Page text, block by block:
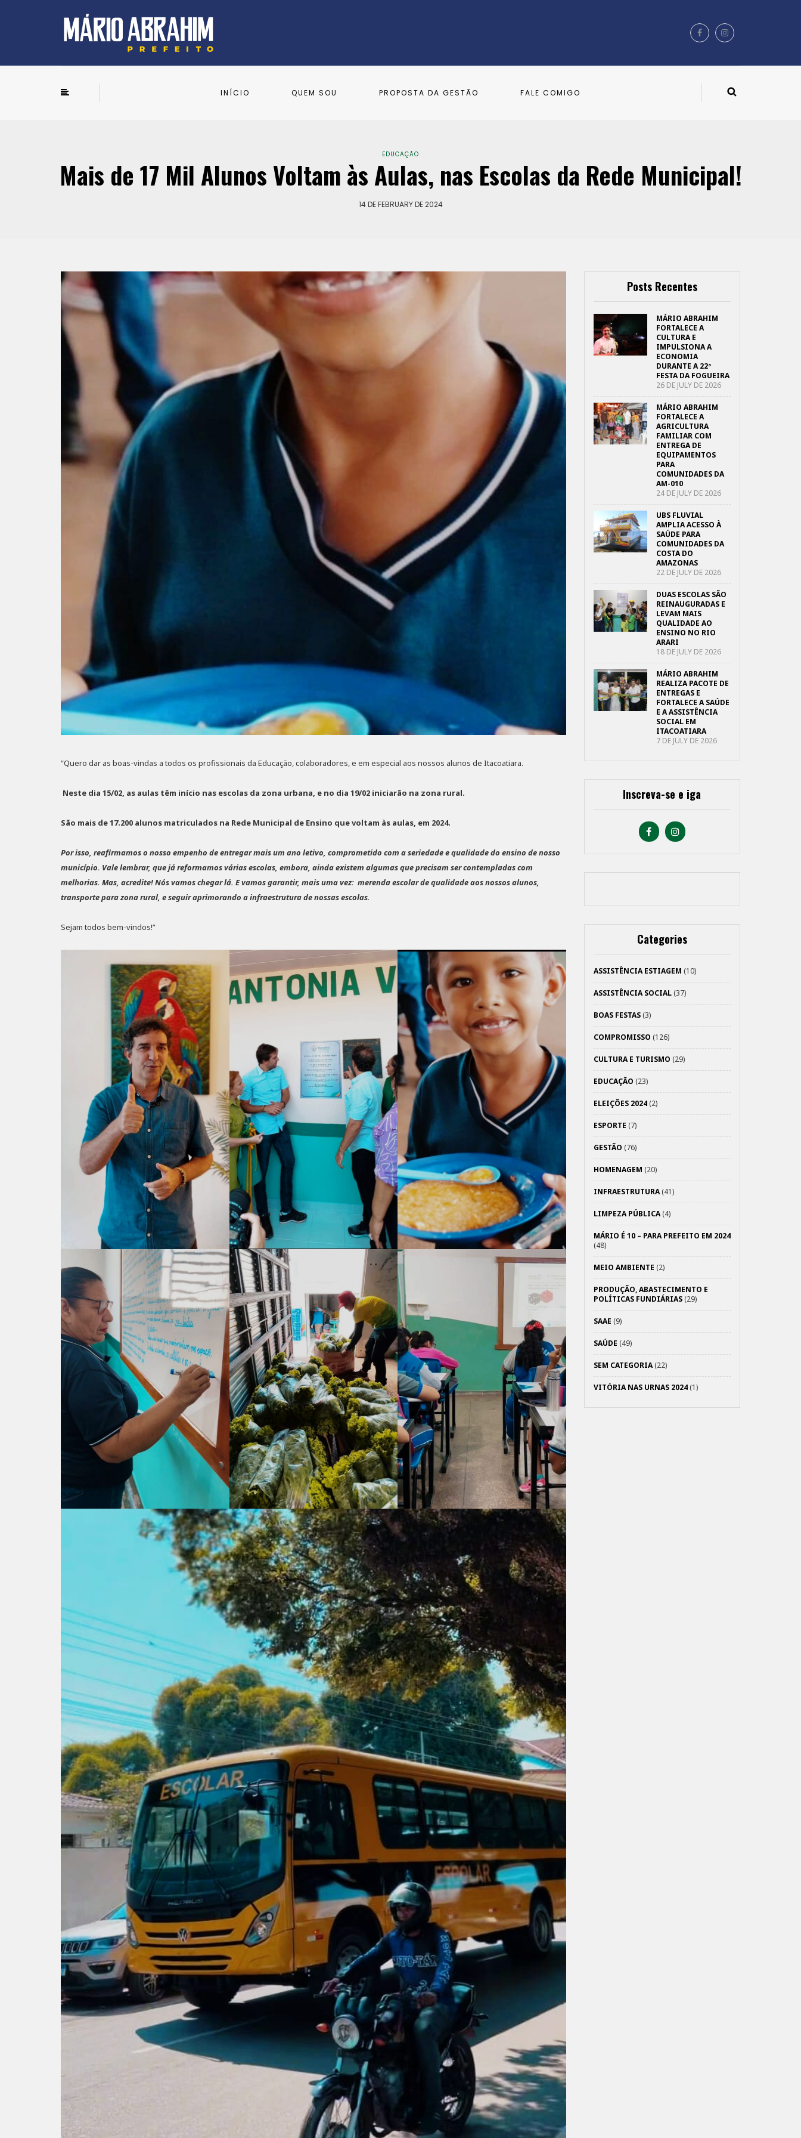
INÍCIO QUEM SOU PROPOSTA DA GESTÃO FALE COMIGO
EDUCAÇÃO
Mais de 17 Mil Alunos Voltam às Aulas, nas Escolas da Rede Municipal!
14 DE FEBRUARY DE 2024
“Quero dar as boas-vindas a todos os profissionais da Educação, colaboradores, e em especial aos nossos alunos de Itacoatiara.
Neste dia 15/02, as aulas têm início nas escolas da zona urbana, e no dia 19/02 iniciarão na zona rural.
São mais de 17.200 alunos matriculados na Rede Municipal de Ensino que voltam às aulas, em 2024.
Por isso, reafirmamos o nosso empenho de entregar mais um ano letivo, comprometido com a seriedade e qualidade do ensino de nosso
município. Vale lembrar, que já reformamos várias escolas, embora, ainda existem algumas que precisam ser contempladas com
melhorias. Mas, acredite! Nós vamos chegar lá. E vamos garantir, mais uma vez: merenda escolar de qualidade aos nossos alunos,
transporte para zona rural, e seguir aprimorando a infraestrutura de nossas escolas.
Sejam todos bem-vindos!”
Posts Recentes
MÁRIO ABRAHIM
FORTALECE A
CULTURA E
IMPULSIONA A
ECONOMIA
DURANTE A 22ª
FESTA DA FOGUEIRA
26 DE JULY DE 2026
MÁRIO ABRAHIM
FORTALECE A
AGRICULTURA
FAMILIAR COM
ENTREGA DE
EQUIPAMENTOS
PARA
COMUNIDADES DA
AM-010
24 DE JULY DE 2026
UBS FLUVIAL
AMPLIA ACESSO À
SAÚDE PARA
COMUNIDADES DA
COSTA DO
AMAZONAS
22 DE JULY DE 2026
DUAS ESCOLAS SÃO
REINAUGURADAS E
LEVAM MAIS
QUALIDADE AO
ENSINO NO RIO
ARARI
18 DE JULY DE 2026
MÁRIO ABRAHIM
REALIZA PACOTE DE
ENTREGAS E
FORTALECE A SAÚDE
E A ASSISTÊNCIA
SOCIAL EM
ITACOATIARA
7 DE JULY DE 2026
Inscreva-se e iga
Categories
ASSISTÊNCIA ESTIAGEM (10)
ASSISTÊNCIA SOCIAL(37)
BOAS FESTAS(3)
COMPROMISSO (126)
CULTURA E TURISMO (29)
EDUCAÇÃO (23)
ELEIÇÕES 2024(2)
ESPORTE (7)
GESTÃO (76)
HOMENAGEM (20)
INFRAESTRUTURA(41)
LIMPEZA PÚBLICA(4)
MÁRIO É 10 – PARA PREFEITO EM 2024
(48)
MEIO AMBIENTE (2)
PRODUÇÃO, ABASTECIMENTO E
POLÍTICAS FUNDIÁRIAS(29)
SAAE (9)
SAÚDE (49)
SEM CATEGORIA(22)
VITÓRIA NAS URNAS 2024(1)